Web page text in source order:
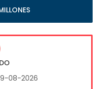
08-2026